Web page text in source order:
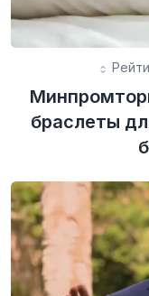
браслеты